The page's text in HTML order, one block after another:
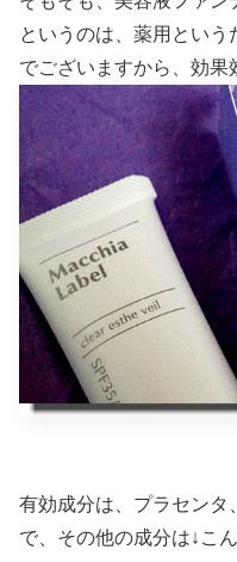
というのは、薬用という
でございますから、効果
有効成分は、プラセンタ
で、その他の成分は↓こ